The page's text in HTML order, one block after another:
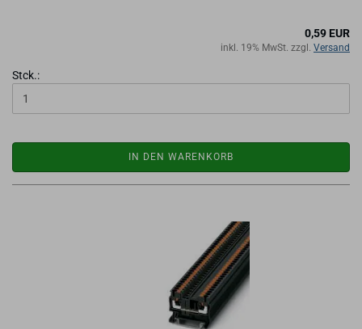
0,59 EUR
inkl. 19% MwSt. zzgl. Versand
Stck.:
IN DEN WARENKORB